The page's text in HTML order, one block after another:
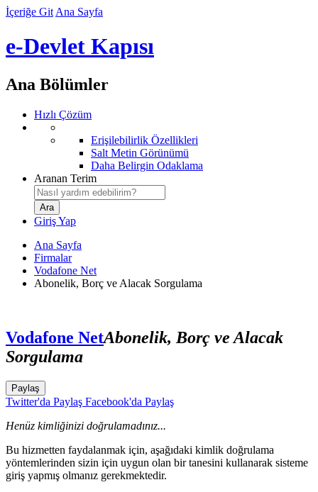
İçeriğe Git Ana Sayfa
e-Devlet Kapısı
Ana Bölümler
Hızlı Çözüm
Erişilebilirlik Özellikleri
Salt Metin Görünümü
Daha Belirgin Odaklama
Aranan Terim
Giriş Yap
Ana Sayfa
Firmalar
Vodafone Net
Abonelik, Borç ve Alacak Sorgulama
Vodafone NetAbonelik, Borç ve Alacak
Sorgulama
Paylaş
Twitter'da Paylaş Facebook'da Paylaş
Henüz kimliğinizi doğrulamadınız...
Bu hizmetten faydalanmak için, aşağıdaki kimlik doğrulama
yöntemlerinden sizin için uygun olan bir tanesini kullanarak sisteme
giriş yapmış olmanız gerekmektedir.